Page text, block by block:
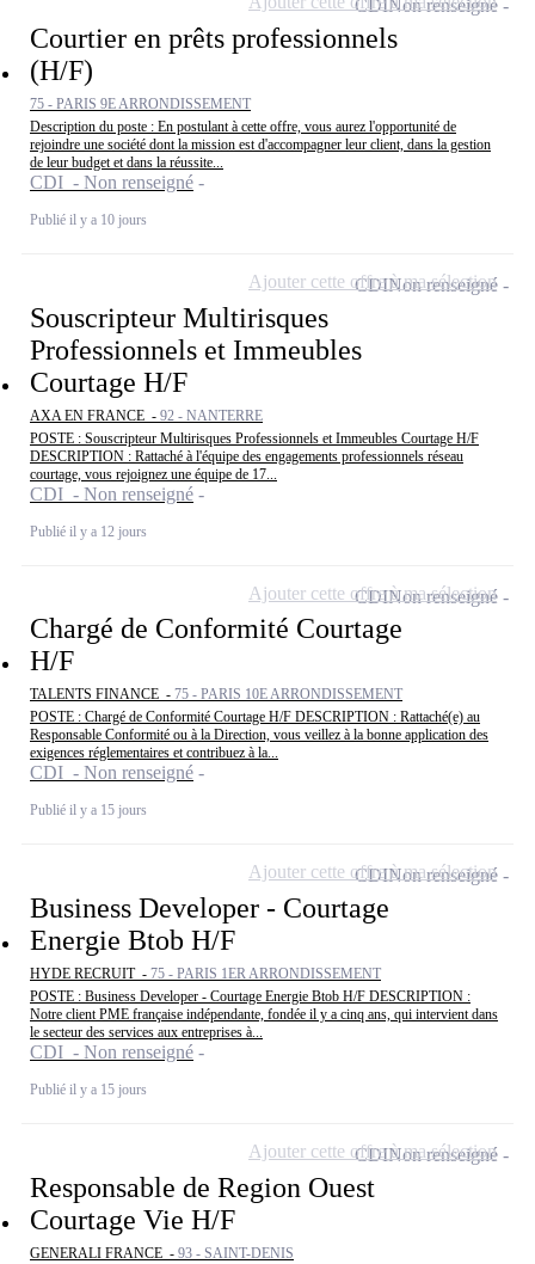
Courtier en prêts professionnels
(H/F)
75 - PARIS 9E ARRONDISSEMENT
Description du poste : En postulant à cette offre, vous aurez l'opportunité de
rejoindre une société dont la mission est d'accompagner leur client, dans la gestion
de leur budget et dans la réussite...
CDI - Non renseigné
Publié il y a 10 jours
CDINon renseigné
Souscripteur Multirisques
Professionnels et Immeubles
Courtage H/F
AXA EN FRANCE - 92 - NANTERRE
POSTE : Souscripteur Multirisques Professionnels et Immeubles Courtage H/F
DESCRIPTION : Rattaché à l'équipe des engagements professionnels réseau
courtage, vous rejoignez une équipe de 17...
CDI - Non renseigné
Publié il y a 12 jours
CDINon renseigné
Ajouter cette offre à ma sélection
Chargé de Conformité Courtage
H/F
TALENTS FINANCE - 75 - PARIS 10E ARRONDISSEMENT
POSTE : Chargé de Conformité Courtage H/F DESCRIPTION : Rattaché(e) au
Responsable Conformité ou à la Direction, vous veillez à la bonne application des
exigences réglementaires et contribuez à la...
CDI - Non renseigné
Publié il y a 15 jours
CDINon renseigné
Ajouter cette offre à ma sélection
Business Developer - Courtage
Energie Btob H/F
HYDE RECRUIT - 75 - PARIS 1ER ARRONDISSEMENT
POSTE : Business Developer - Courtage Energie Btob H/F DESCRIPTION :
Notre client PME française indépendante, fondée il y a cinq ans, qui intervient dans
le secteur des services aux entreprises à...
CDI - Non renseigné
Publié il y a 15 jours
CDINon renseigné
Ajouter cette offre à ma sélection
Responsable de Region Ouest
Courtage Vie H/F
GENERALI FRANCE - 93 - SAINT-DENIS
CDINon renseigné
Ajouter cette offre à ma sélection